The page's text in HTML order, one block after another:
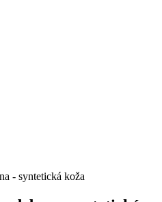
- syntetická koža